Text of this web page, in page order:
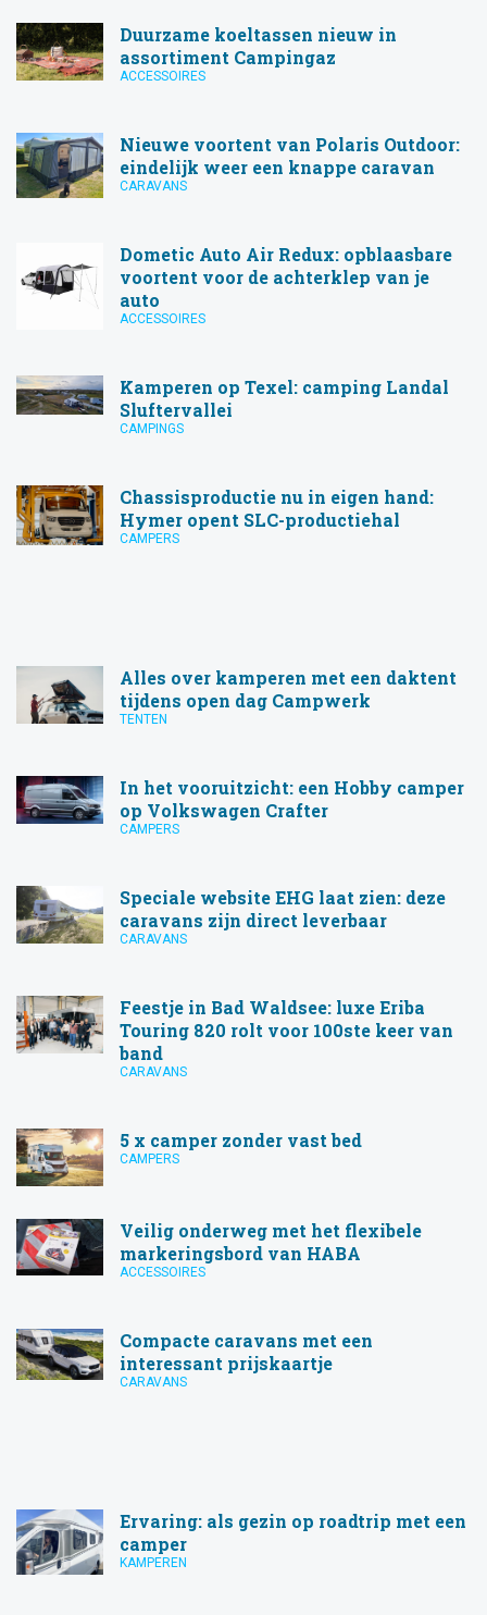
Duurzame koeltassen nieuw in
assortiment Campingaz
ACCESSOIRES
Nieuwe voortent van Polaris Outdoor:
eindelijk weer een knappe caravan
CARAVANS
Dometic Auto Air Redux: opblaasbare
voortent voor de achterklep van je
auto
ACCESSOIRES
Kamperen op Texel: camping Landal
Sluftervallei
CAMPINGS
Chassisproductie nu in eigen hand:
Hymer opent SLC-productiehal
CAMPERS
Alles over kamperen met een daktent
tijdens open dag Campwerk
TENTEN
In het vooruitzicht: een Hobby camper
op Volkswagen Crafter
CAMPERS
Speciale website EHG laat zien: deze
caravans zijn direct leverbaar
CARAVANS
Feestje in Bad Waldsee: luxe Eriba
Touring 820 rolt voor 100ste keer van
band
CARAVANS
5 x camper zonder vast bed
CAMPERS
Veilig onderweg met het flexibele
markeringsbord van HABA
ACCESSOIRES
Compacte caravans met een
interessant prijskaartje
CARAVANS
Ervaring: als gezin op roadtrip met een
camper
KAMPEREN